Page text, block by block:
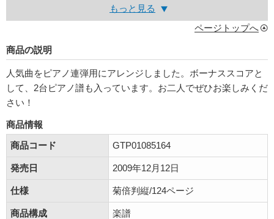
もっと見る
ページトップへ
商品の説明
人気曲をピアノ連弾用にアレンジしました。ボーナススコアと
して、2台ピアノ譜も入っています。お二人でぜひお楽しみくだ
さい！
商品情報
商品コード
GTP01085164
発売日 2009年12月12日
仕様 菊倍判縦/124ページ
商品構成 楽譜